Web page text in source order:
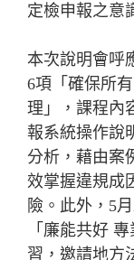
定檢申報之意
本次說明會呼
6項「確保所
理」，課程內
報系統操作說
分析，藉由案
效掌握違規成
險。此外，5
「廉能共好
習，邀請地方